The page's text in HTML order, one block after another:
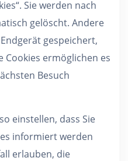
Sie werden nach
gelöscht. Andere
gespeichert,
Cookies ermöglichen es
Besuch
einstellen, dass Sie
informiert werden
erlauben, die